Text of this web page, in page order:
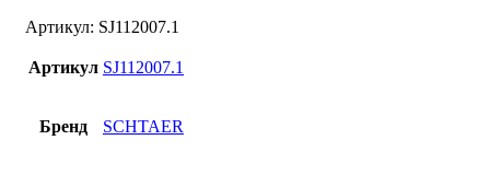
Артикул: SJ112007.1
Артикул SJ112007.1
Бренд SCHTAER